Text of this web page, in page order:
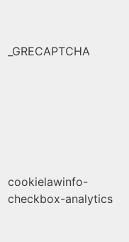
_GRECAPTCHA
cookielawinfo-
checkbox-analytics